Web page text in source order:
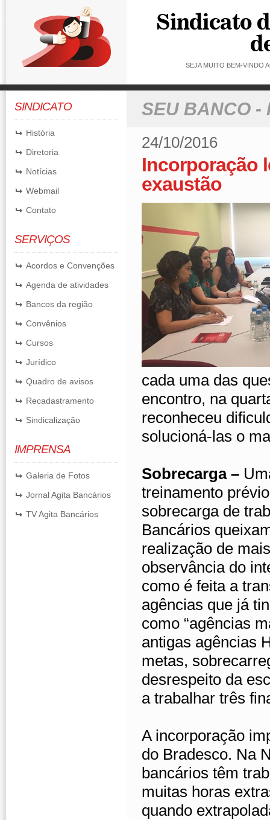
SEJA MUITO BEM-
SINDICATO
História
Diretoria
Notícias
Webmail
Contato
SERVIÇOS
Acordos e Convenções
Agenda de atividades
Bancos da região
Convênios
Cursos
Jurídico
Quadro de avisos
Recadastramento
Sindicalização
IMPRENSA
Galeria de Fotos
Jornal Agita Bancários
TV Agita Bancários
SEU BANCO -
24/10/2016
Incorporação
exaustão
cada uma das
encontro, na
reconheceu
solucioná-las o
Sobrecarga –
treinamento
sobrecarga de
Bancários
realização de
observância do
como é feita a
agências que já
como “agências
antigas agências
metas,
desrespeito da
a trabalhar três
A incorporação
do Bradesco. Na
bancários têm
muitas horas
quando